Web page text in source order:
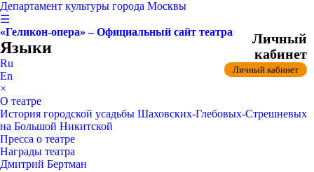
Департамент культуры города Москвы
☰
«Геликон-опера» – Официальный сайт театра
Языки
Ru
En
×
О театре
История городской усадьбы Шаховских-Глебовых-Стрешневых
на Большой Никитской
Пресса о театре
Награды театра
Дмитрий Бертман
Личный
кабинет
Личный кабинет